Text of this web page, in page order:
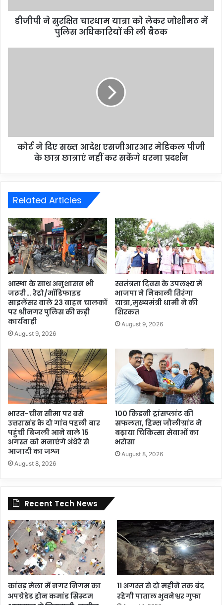
डीजीपी ने सुरक्षित चारधाम यात्रा को लेकर जोशीमठ में
पुलिस अधिकारियों की ली बैठक
कोर्ट ने दिए सख्त आदेश एसजीआरआर मेडिकल पीजी
के छात्र छात्राएं नहीं कर सकेंगे धरना प्रदर्शन
Related Articles
आस्था के साथ अनुशासन भी
जरूरी… रेट्रो/मॉडिफाइड
साइलेंसर वाले 23 वाहन चालकों
पर श्रीनगर पुलिस की कड़ी
कार्यवाही
August 9, 2026
स्वतंत्रता दिवस के उपलक्ष्य में
भाजपा ने निकाली तिरंगा
यात्रा,मुख्यमंत्री धामी ने की
शिरकत
August 9, 2026
भारत-चीन सीमा पर बसे
उत्तराखंड के दो गांव पहली बार
पहुंची बिजली आने वाले 15
अगस्त को मनाएंगे अंधेरे से
आजादी का जश्न
August 8, 2026
100 किडनी ट्रांसप्लांट की
सफलता, हिम्स जौलीग्रांट ने
बढ़ाया चिकित्सा सेवाओं का
भरोसा
August 8, 2026
Recent Tech News
कांवड़ मेला में नगर निगम का
अपग्रेडेड ड्रोन कमांड सिस्टम
11 अगस्त से दो महीने तक बंद
रहेगी पाताल भुवनेश्वर गुफा